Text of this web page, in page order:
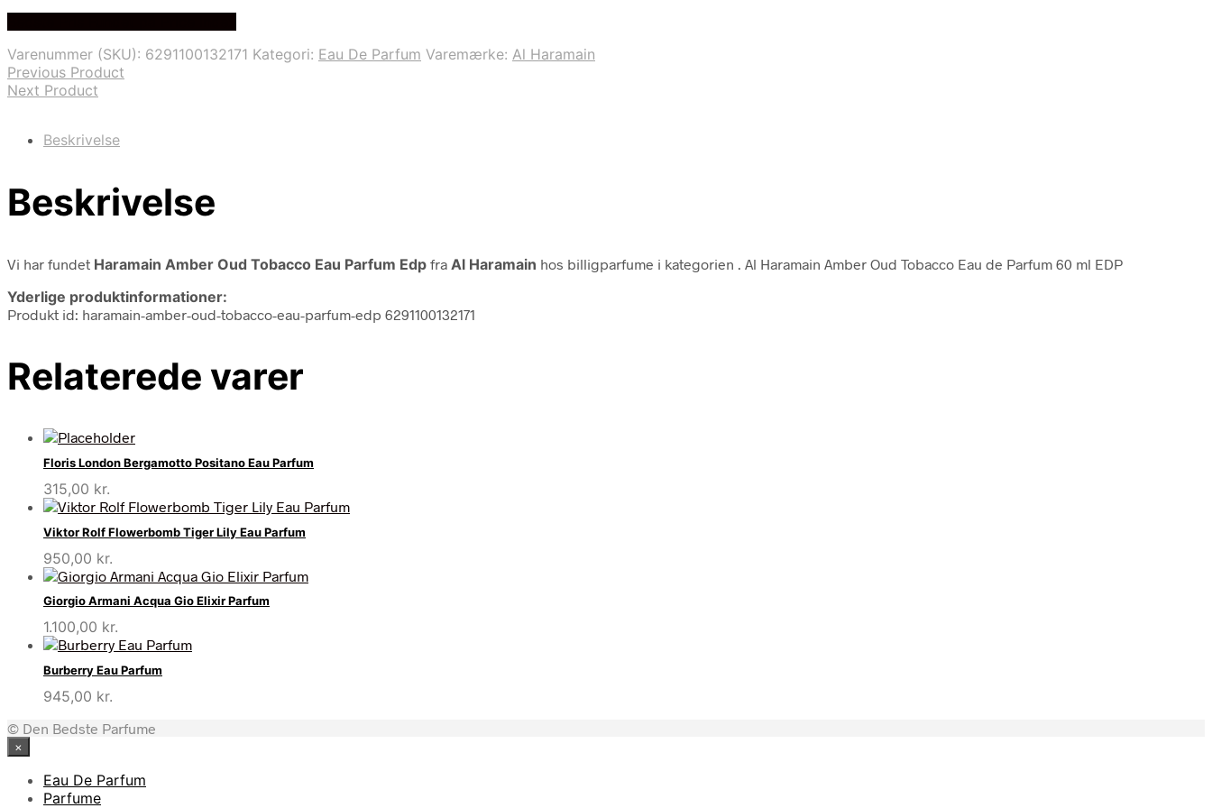
600,00 kr..389,00 kr..
Varenummer (SKU): 6291100132171 Kategori: Eau De Parfum Varemærke: Al Haramain
Previous Product
Next Product
Beskrivelse
Beskrivelse
Vi har fundet Haramain Amber Oud Tobacco Eau Parfum Edp fra Al Haramain hos billigparfume i kategorien . Al Haramain Amber Oud Tobacco Eau de Parfum 60 ml EDP
Yderlige produktinformationer:
Produkt id: haramain-amber-oud-tobacco-eau-parfum-edp 6291100132171
Relaterede varer
Floris London Bergamotto Positano Eau Parfum
315,00 kr.
Viktor Rolf Flowerbomb Tiger Lily Eau Parfum
950,00 kr.
Giorgio Armani Acqua Gio Elixir Parfum
1.100,00 kr.
Burberry Eau Parfum
945,00 kr.
© Den Bedste Parfume
×
Eau De Parfum
Parfume